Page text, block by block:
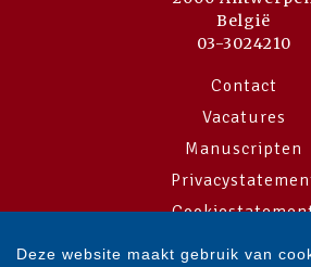
België
03-3024210
Contact
Vacatures
Manuscripten
Deze website maakt gebruik van